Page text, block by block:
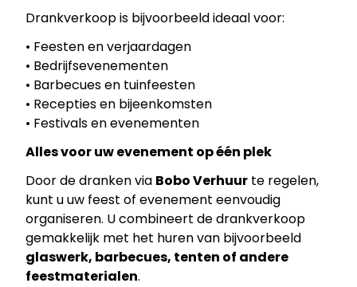
Drankverkoop is bijvoorbeeld ideaal voor:
• Feesten en verjaardagen
• Bedrijfsevenementen
• Barbecues en tuinfeesten
• Recepties en bijeenkomsten
• Festivals en evenementen
Alles voor uw evenement op één plek
Door de dranken via Bobo Verhuur te regelen,
kunt u uw feest of evenement eenvoudig
organiseren. U combineert de drankverkoop
gemakkelijk met het huren van bijvoorbeeld
glaswerk, barbecues, tenten of andere
feestmaterialen.